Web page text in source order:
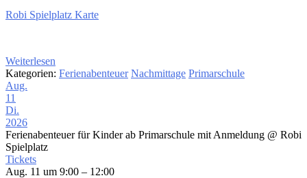
Robi Spielplatz Karte
Weiterlesen
Kategorien: Ferienabenteuer Nachmittage Primarschule
Aug.
11
Di.
2026
Ferienabenteuer für Kinder ab Primarschule mit Anmeldung @ Robi
Spielplatz
Tickets
Aug. 11 um 9:00 – 12:00